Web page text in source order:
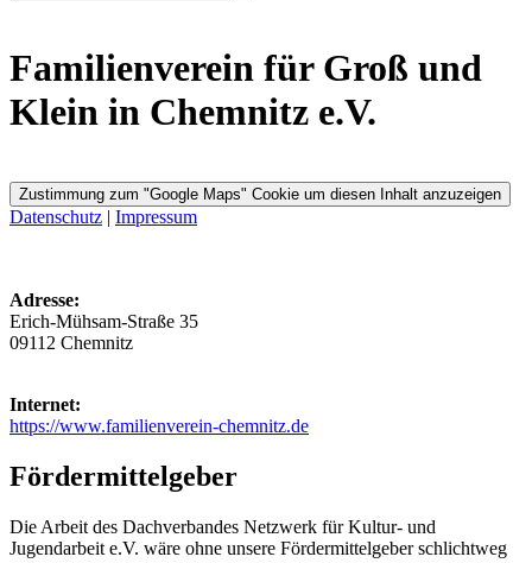
Familienverein für Groß und
Klein in Chemnitz e.V.
Zustimmung zum "Google Maps" Cookie um diesen Inhalt anzuzeigen
Datenschutz | Impressum
Adresse:
Erich-Mühsam-Straße 35
09112 Chemnitz
Internet:
https://www.familienverein-chemnitz.de
Fördermittelgeber
Die Arbeit des Dachverbandes Netzwerk für Kultur- und
Jugendarbeit e.V. wäre ohne unsere Fördermittelgeber schlichtweg